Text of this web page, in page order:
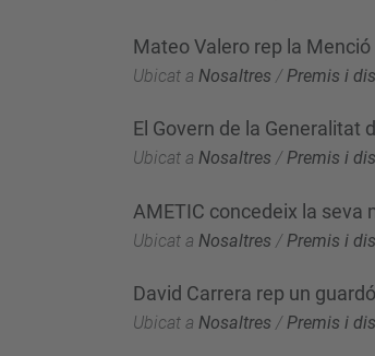
Mateo Valero rep la
Ubicat a Nosaltres / Premis i
El Govern de la Generalitat
Ubicat a Nosaltres /Premis i
AMETIC concedeix la seva
Ubicat a Nosaltres / Premis i
David Carrera rep un
Ubicat a Nosaltres /Premis i